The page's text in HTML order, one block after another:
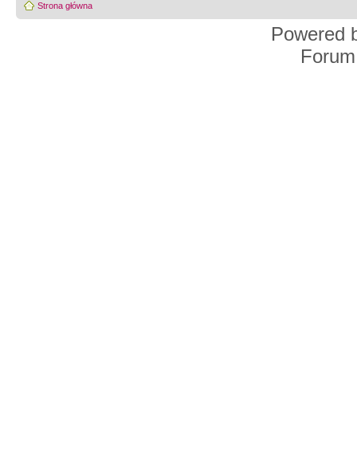
Strona główna
Powered